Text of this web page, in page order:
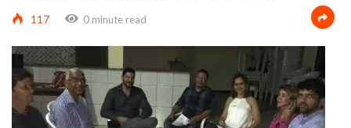
117 0 minute read